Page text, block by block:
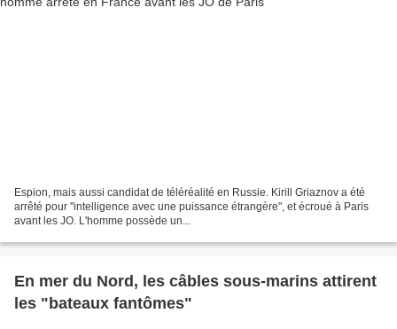
Espion, mais aussi candidat de téléréalité en Russie. Kirill Griaznov a été
arrêté pour "intelligence avec une puissance étrangère", et écroué à Paris
avant les JO. L'homme possède un...
En mer du Nord, les câbles sous-marins attirent
les "bateaux fantômes"